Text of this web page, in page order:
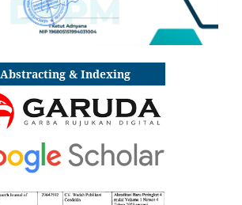
Abstracting & Indexing